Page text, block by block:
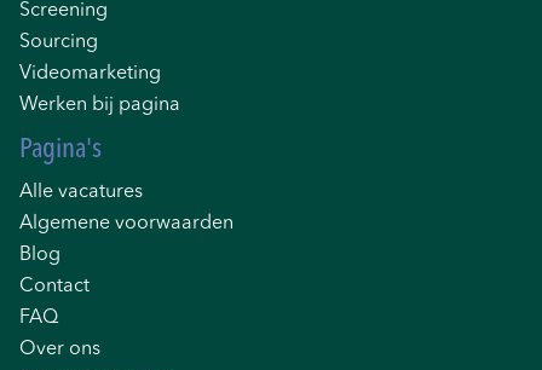
Screening
Sourcing
Videomarketing
Werken bij pagina
Pagina's
Alle vacatures
Algemene voorwaarden
Blog
Contact
FAQ
Over ons